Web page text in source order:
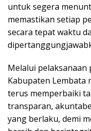
untuk segera
memastikan setiap
secara tepat waktu
Melalui pelaksanaan
Kabupaten Lembata
terus memperbaiki
transparan,
yang berlaku, demi